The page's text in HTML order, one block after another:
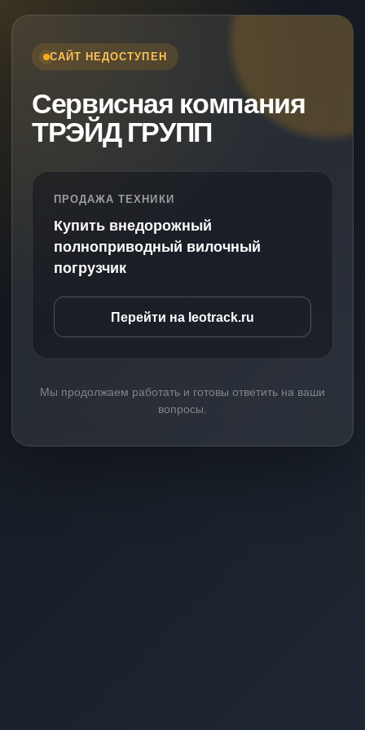
САЙТ НЕДОСТУПЕН
Сервисная компания
ТРЭЙД ГРУПП
ПРОДАЖА ТЕХНИКИ
Купить внедорожный
полноприводный вилочный
погрузчик
Перейти на leotrack.ru
Мы продолжаем работать и готовы ответить на ваши
вопросы.